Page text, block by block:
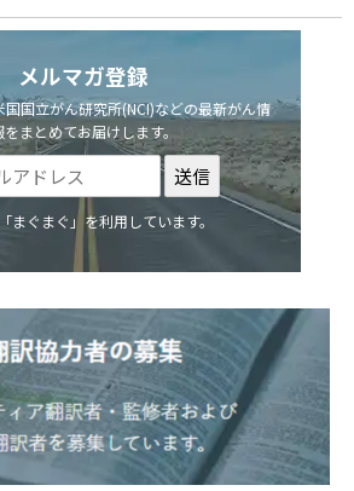
メルマガ登録
国立がん研究所(NCI)などの最新がん情
をまとめてお届けします。
まぐまぐ」を利用しています。